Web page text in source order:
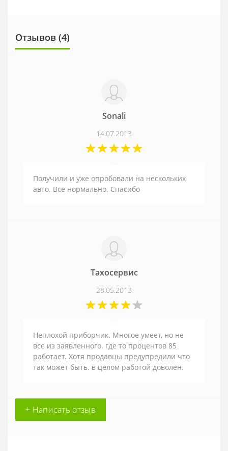
Отзывов (4)
Sonali
14.07.2013
Получили и уже опробовали на нескольких
авто. Все нормально. Спасибо
Тахосервис
28.05.2013
Неплохой приборчик. Многое умеет, но не
все из заявленного. где то процентов 85
работает. Хотя продавцы предупредили что
так может быть. в целом работой доволен.
+ Написать отзыв